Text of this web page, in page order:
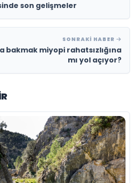
son gelişmeler
SONRAKI HABER
bakmak miyopi rahatsızlığına
mı yol açıyor?